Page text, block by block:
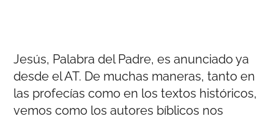
Jesús, Palabra del Padre, es anunciado ya
desde el AT. De muchas maneras, tanto en
las profecías como en los textos históricos,
vemos como los autores bíblicos nos